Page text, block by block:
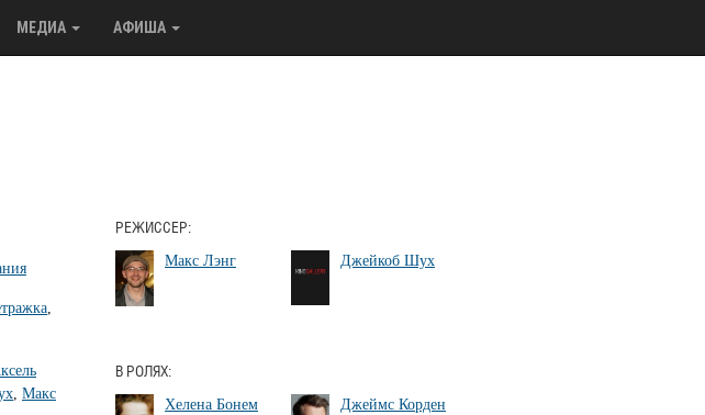
МЕДИА АФИША
,
, Макс
РЕЖИССЕР:
Макс Лэнг Джейкоб Шух
В РОЛЯХ:
Хелена Бонем
Джеймс Корден